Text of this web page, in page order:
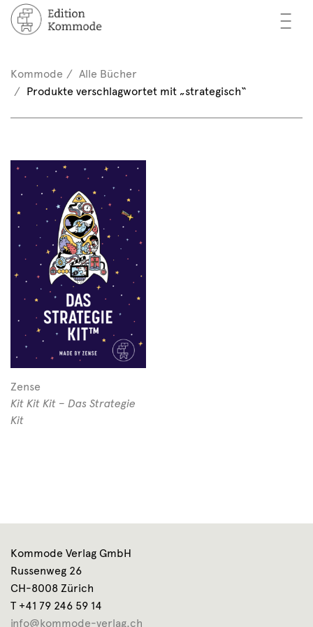
—
—
—
/ Registrieren
(0)
Kommode
Alle Bücher
Produkte verschlagwortet mit „strategisch“
Zense
Kit Kit Kit – Das Strategie
Kit
Kommode Verlag GmbH
Russenweg 26
CH-8008 Zürich
T +41 79 246 59 14
info@kommode-verlag.ch